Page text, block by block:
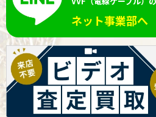
ネット事業部へ